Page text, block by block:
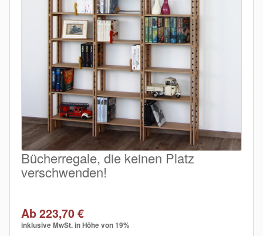
Bücherregale, die keinen Platz
verschwenden!
Ab 223,70 €
inklusive MwSt. in Höhe von 19%